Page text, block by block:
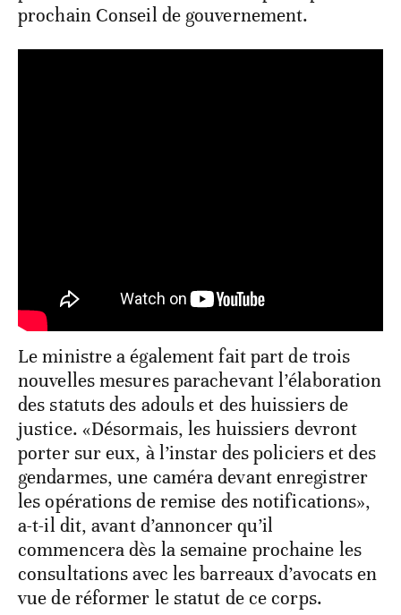
prochain Conseil de gouvernement.
Le ministre a également fait part de trois
nouvelles mesures parachevant l’élaboration
des statuts des adouls et des huissiers de
justice. «Désormais, les huissiers devront
porter sur eux, à l’instar des policiers et des
gendarmes, une caméra devant enregistrer
les opérations de remise des notifications»,
a-t-il dit, avant d’annoncer qu’il
commencera dès la semaine prochaine les
consultations avec les barreaux d’avocats en
vue de réformer le statut de ce corps.